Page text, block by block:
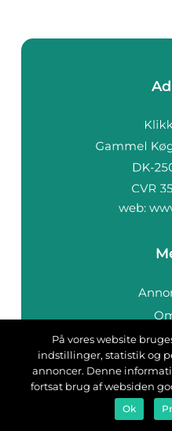
web:
På vores website
indstillinger, statistik og
annoncer. Denne
fortsat brug af websiden
Ok